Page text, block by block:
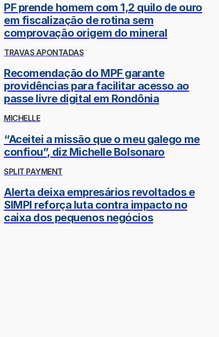
PF prende homem com 1,2 quilo de ouro
em fiscalização de rotina sem
comprovação origem do mineral
TRAVAS APONTADAS
Recomendação do MPF garante
providências para facilitar acesso ao
passe livre digital em Rondônia
MICHELLE
“Aceitei a missão que o meu galego me
confiou”, diz Michelle Bolsonaro
SPLIT PAYMENT
Alerta deixa empresários revoltados e
SIMPI reforça luta contra impacto no
caixa dos pequenos negócios